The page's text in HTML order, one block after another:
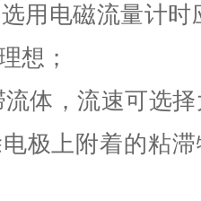
电磁流量计时
想；
体，流速可选
极上附着的粘